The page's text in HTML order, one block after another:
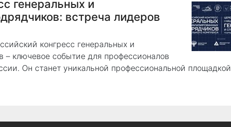
генеральных и
встреча лидеров
конгресс генеральных и
– ключевое событие для профессионалов
Он станет уникальной профессиональной площадкой